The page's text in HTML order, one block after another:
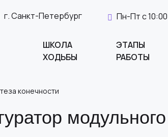
г. Санкт-Петербург Пн-Пт с
ШКОЛА
ХОДЬБЫ
ЭТАПЫ
РАБОТЫ
конечности